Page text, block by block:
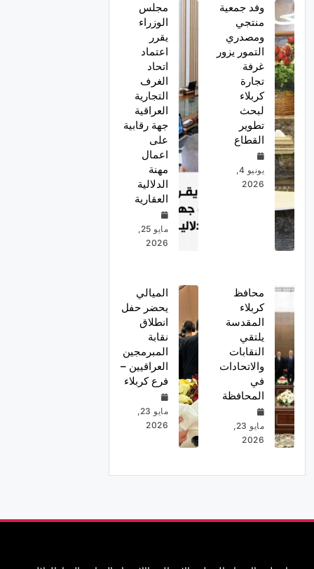
وفد جمعية
منتجي
ومصدري
التمور يزور
غرفة
تجارة
كربلاء
لبحث
تطوير
القطاع
يونيو 4,
2026
مجلس
الوزراء
يقرر
اعتماد
اتحاد
الغرف
التجارية
العراقية
جهة رقابية
على
اعمال
مهنة
الدلالية
العقارية
مايو 25,
2026
محافظ
كربلاء
المقدسة
يلتقي
النقابات
والاتحادات
في
المحافظة
مايو 23,
2026
الميالي
يحضر حفل
انطلاق
نقابة
المبرمجين
العراقيين –
فرع كربلاء
مايو 23,
2026